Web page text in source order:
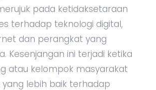
pada ketidaksetaraan
terhadap teknologi digital,
dan perangkat yang
Kesenjangan ini terjadi ketika
atau kelompok masyarakat
yang lebih baik terhadap